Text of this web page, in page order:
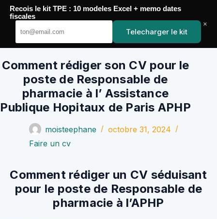
Passer
contenu
YoupiJobs
Comment rédiger son CV pour le
poste de Responsable de
pharmacie à l’ Assistance
Publique Hopitaux de Paris APHP
moisteephane
octobre 31, 2024
Faire un cv
Comment rédiger un CV séduisant
pour le poste de Responsable de
pharmacie à l’APHP
Recois le kit TPE : 10 modeles Excel + memo dates
fiscales
Telecharger le kit
×